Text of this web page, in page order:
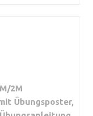
2M
Übungsposter,